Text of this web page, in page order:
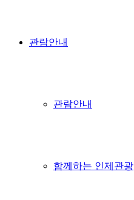
관람안내
관람안내
함께하는 인제관광